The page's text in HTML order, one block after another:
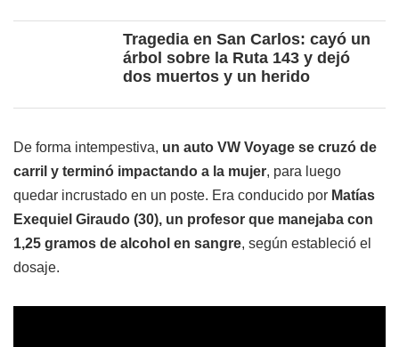
Tragedia en San Carlos: cayó un
árbol sobre la Ruta 143 y dejó
dos muertos y un herido
De forma intempestiva, un auto VW Voyage se cruzó de
carril y terminó impactando a la mujer, para luego
quedar incrustado en un poste. Era conducido por Matías
Exequiel Giraudo (30), un profesor que manejaba con
1,25 gramos de alcohol en sangre, según estableció el
dosaje.